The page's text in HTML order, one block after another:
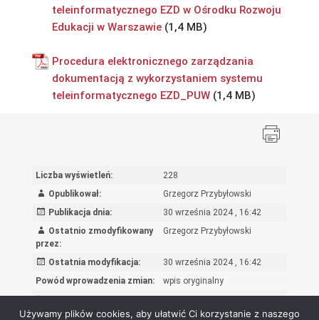
teleinformatycznego EZD w Ośrodku Rozwoju
Edukacji w Warszawie
Procedura elektronicznego zarządzania
dokumentacją z wykorzystaniem systemu
teleinformatycznego EZD_PUW
Liczba wyświetleń:
228
Opublikował:
Grzegorz Przybyłowski
Publikacja dnia:
30 września 2024 , 16:42
Ostatnio zmodyfikowany
przez:
Grzegorz Przybyłowski
Ostatnia modyfikacja:
30 września 2024 , 16:42
Powód wprowadzenia zmian:
wpis oryginalny
Używamy plików cookies, aby ułatwić Ci korzystanie z naszego